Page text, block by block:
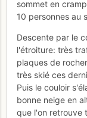
sommet en
10 personnes au
Descente par le
l'étroiture: très
plaques de
très skié ces
Puis le couloir
bonne neige en
que l'on retrouve